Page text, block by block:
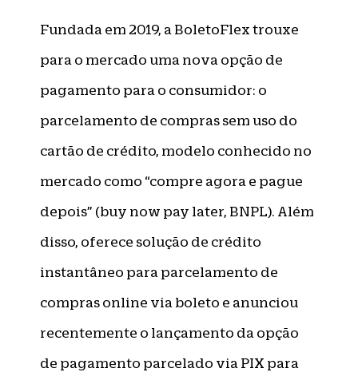
Fundada em 2019, a BoletoFlex trouxe
para o mercado uma nova opção de
pagamento para o consumidor: o
parcelamento de compras sem uso do
cartão de crédito, modelo conhecido no
mercado como “compre agora e pague
depois” (buy now pay later, BNPL). Além
disso, oferece solução de crédito
instantâneo para parcelamento de
compras online via boleto e anunciou
recentemente o lançamento da opção
de pagamento parcelado via PIX para